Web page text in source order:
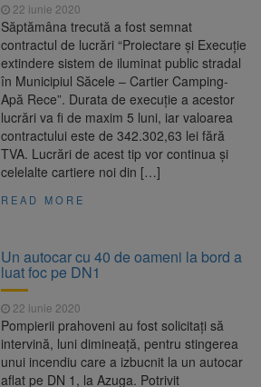
22 iunie 2020
Săptămâna trecută a fost semnat
contractul de lucrări “Proiectare și Execuție
extindere sistem de iluminat public stradal
în Municipiul Săcele – Cartier Camping-
Apă Rece”. Durata de execuție a acestor
lucrări va fi de maxim 5 luni, iar valoarea
contractului este de ‪342.302‬,63 lei fără
TVA. Lucrări de acest tip vor continua și
celelalte cartiere noi din […]
READ MORE
Un autocar cu 40 de oameni la bord a
luat foc pe DN1
22 iunie 2020
Pompierii prahoveni au fost solicitaţi să
intervină, luni dimineaţă, pentru stingerea
unui incendiu care a izbucnit la un autocar
aflat pe DN 1, la Azuga. Potrivit